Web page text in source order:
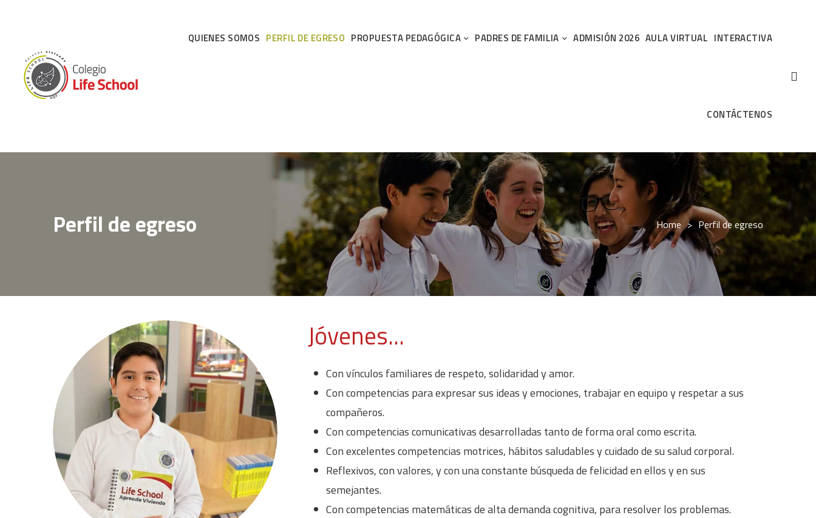
QUIENES SOMOS PERFIL DE EGRESO PROPUESTA PEDAGÓGICA PADRES DE FAMILIA ADMISIÓN 2026 AULA VIRTUAL INTERACTIVA
CONTÁCTENOS
Perfil de egreso Home > Perfil de egreso
Jóvenes...
Con vínculos familiares de respeto, solidaridad y amor.
Con competencias para expresar sus ideas y emociones, trabajar en equipo y respetar a sus
compañeros.
Con competencias comunicativas desarrolladas tanto de forma oral como escrita.
Con excelentes competencias motrices, hábitos saludables y cuidado de su salud corporal.
Reflexivos, con valores, y con una constante búsqueda de felicidad en ellos y en sus
semejantes.
Con competencias matemáticas de alta demanda cognitiva, para resolver los problemas.